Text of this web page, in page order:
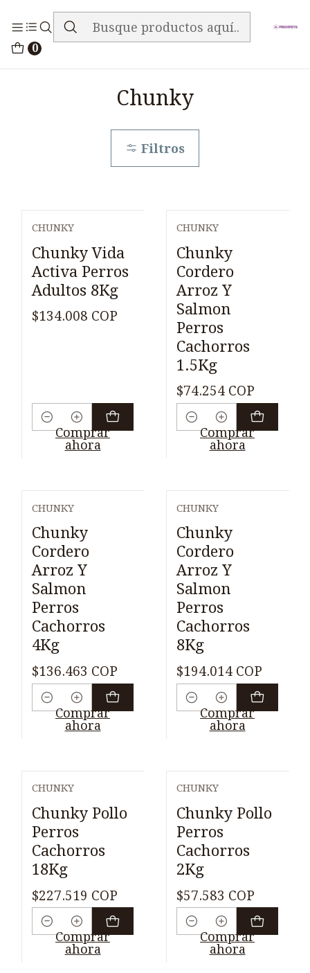
0
ENVIO GRATIS EN TODA LA TIENDA
Chunky
Filtros
CHUNKY
Chunky Vida
Activa Perros
Adultos 8Kg
$134.008 COP
Cantidad
Comprar
ahora
CHUNKY
Chunky
Cordero
Arroz Y
Salmon
Perros
Cachorros
1.5Kg
$74.254 COP
Cantidad
Comprar
ahora
CHUNKY
Chunky
Cordero
Arroz Y
Salmon
Perros
Cachorros
4Kg
$136.463 COP
Cantidad
Comprar
ahora
CHUNKY
Chunky
Cordero
Arroz Y
Salmon
Perros
Cachorros
8Kg
$194.014 COP
Cantidad
Comprar
ahora
CHUNKY
Chunky Pollo
Perros
Cachorros
18Kg
$227.519 COP
Cantidad
Comprar
ahora
CHUNKY
Chunky Pollo
Perros
Cachorros
2Kg
$57.583 COP
Cantidad
Comprar
ahora